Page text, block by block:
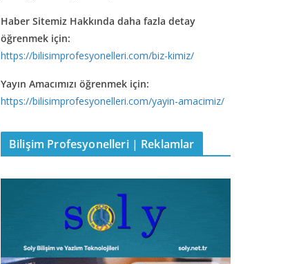
Haber Sitemiz Hakkında daha fazla detay
öğrenmek için:
https://bilisimprofesyonelleri.com/biz-kimiz/
Yayın Amacımızı öğrenmek için:
https://bilisimprofesyonelleri.com/yayin-amacimiz/
Bilişim Profesyonelleri | Reklamlar